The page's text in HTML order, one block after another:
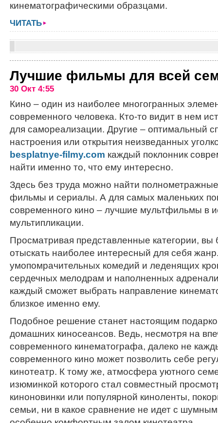
кинематографическими образцами.
ЧИТАТЬ
Лучшие фильмы для всей
30 Окт 4:55
Кино – один из наиболее многогранных
современного человека. Кто-то видит в нем
для самореализации. Другие – оптимальный
настроения или открытия неизведанных
besplatnye-filmy.com каждый поклонник
найти именно то, что ему интересно.
Здесь без труда можно найти
фильмы и сериалы. А для самых маленьких
современного кино – лучшие мультфильмы в
мультипликации.
Просматривая представленные категории, вы
отыскать наиболее интересный для себя
умопомрачительных комедий и леденящих
сердечных мелодрам и наполненных
каждый сможет выбрать направление
близкое именно ему.
Подобное решение станет настоящим
домашних киносеансов. Ведь, несмотря на
современного кинематографа, далеко не
современного кино может позволить себе
кинотеатр. К тому же, атмосфера уютного
изюминкой которого стал совместный
киноновинки или популярной киноленты,
семьи, ни в какое сравнение не идет с